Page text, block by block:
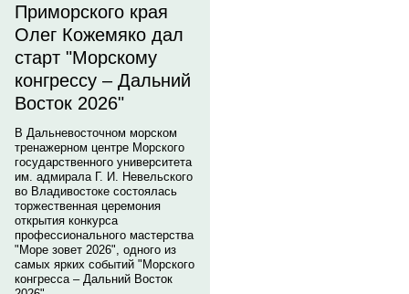
Приморского края
Олег Кожемяко дал
старт "Морскому
конгрессу – Дальний
Восток 2026"
В Дальневосточном морском
тренажерном центре Морского
государственного университета
им. адмирала Г. И. Невельского
во Владивостоке состоялась
торжественная церемония
открытия конкурса
профессионального мастерства
"Море зовет 2026", одного из
самых ярких событий "Морского
конгресса – Дальний Восток